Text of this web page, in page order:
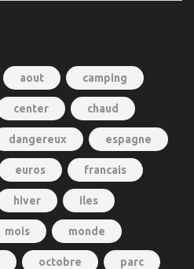
aout camping
center chaud
dangereux espagne
euros francais
hiver iles
mois monde
octobre parc